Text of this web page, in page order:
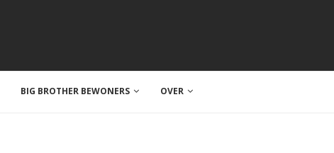
BIG BROTHER BEWONERS OVER